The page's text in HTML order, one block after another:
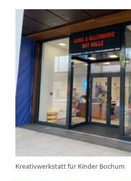
Kreativwerkstatt für Kinder Bochum